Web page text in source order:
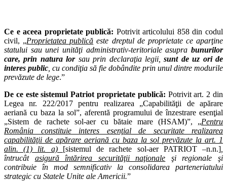
Ce e aceea proprietate publică: Potrivit articolului 858 din codul
civil, „Proprietatea publică este dreptul de proprietate ce aparţine
statului sau unei unităţi administrativ-teritoriale asupra bunurilor
care, prin natura lor sau prin declaraţia legii,sunt de uz ori de
interes public , cu condiţia să fie dobândite prin unul dintre modurile
prevăzute de lege.”
De ce este sistemul Patriot proprietate publică: Potrivit art. 2 din
Legea nr. 222/2017 pentru realizarea „Capabilităţii de apărare
aeriană cu baza la sol”, aferentă programului de înzestrare esenţial
„Sistem de rachete sol-aer cu bătaie mare (HSAM)”, „Pentru
România constituie interes esenţial de securitate realizarea
capabilităţii de apărare aeriană cu baza la sol prevăzute la art. 1
alin. (1) lit. a) [sistemul de rachete sol-aer PATRIOT –n.n.]
întrucât asigură întărirea securităţii naţionale şi regionale şi
contribuie în mod semnificativ la consolidarea parteneriatului
strategic cu Statele Unite ale Americii.”